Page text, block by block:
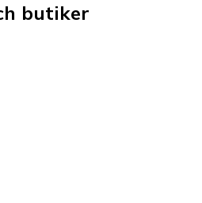
butiker